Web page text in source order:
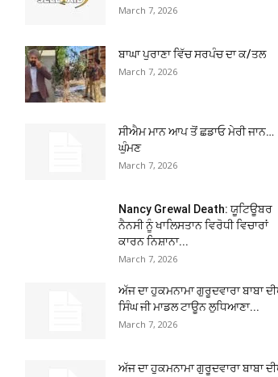
March 7, 2026
ਬਾਘਾ ਪੁਰਾਣਾ ਵਿੱਚ ਸਰਪੰਚ ਦਾ ਕ/ਤਲ
March 7, 2026
ਸੀਐਮ ਮਾਨ ਆਪ ਤੋਂ ਛਡਾਓ ਮੇਰੀ ਜਾਨ…
ਘੁੰਮਣ
March 7, 2026
Nancy Grewal Death: ਯੂਟਿਊਬਰ
ਨੈਨਸੀ ਨੂੰ ਖਾਲਿਸਤਾਨ ਵਿਰੋਧੀ ਵਿਚਾਰਾਂ
ਕਾਰਨ ਨਿਸ਼ਾਨਾ...
March 7, 2026
ਅੱਜ ਦਾ ਹੁਕਮਨਾਮਾ ਗੁਰੂਦਵਾਰਾ ਬਾਬਾ
ਸਿੰਘ ਜੀ ਮਾਡਲ ਟਾਊਨ ਲੁਧਿਆਣਾ...
March 7, 2026
ਅੱਜ ਦਾ ਹੁਕਮਨਾਮਾ ਗੁਰੂਦਵਾਰਾ ਬਾਬਾ